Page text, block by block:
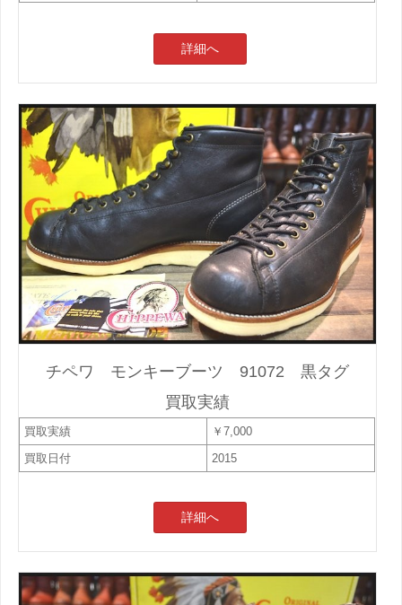
詳細へ
チペワ モンキーブーツ 91072 黒タグ
買取実績
買取実績
￥7,000
買取日付
2015
詳細へ